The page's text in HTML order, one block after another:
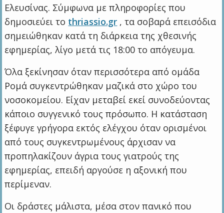
Ελευσίνας. Σύμφωνα με πληροφορίες που
δημοσιεύει το thriassio.gr , τα σοβαρά επεισόδια
σημειώθηκαν κατά τη διάρκεια της χθεσινής
εφημερίας, λίγο μετά τις 18:00 το απόγευμα.
Όλα ξεκίνησαν όταν περισσότερα από ομάδα
Ρομά συγκεντρώθηκαν μαζικά στο χώρο του
νοσοκομείου. Είχαν μεταβεί εκεί συνοδεύοντας
κάποιο συγγενικό τους πρόσωπο. Η κατάσταση
ξέφυγε γρήγορα εκτός ελέγχου όταν ορισμένοι
από τους συγκεντρωμένους άρχισαν να
προπηλακίζουν άγρια τους γιατρούς της
εφημερίας, επειδή αργούσε η αξονική που
περίμεναν.
Οι δράστες μάλιστα, μέσα στον πανικό που